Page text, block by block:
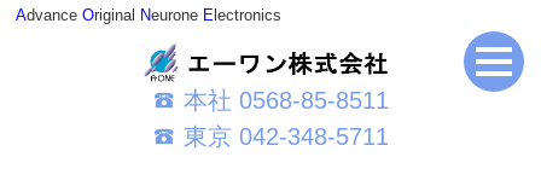
AdvanceOriginal Neurone E lectronics
本社 0568-85-8511
東京 042-348-5711